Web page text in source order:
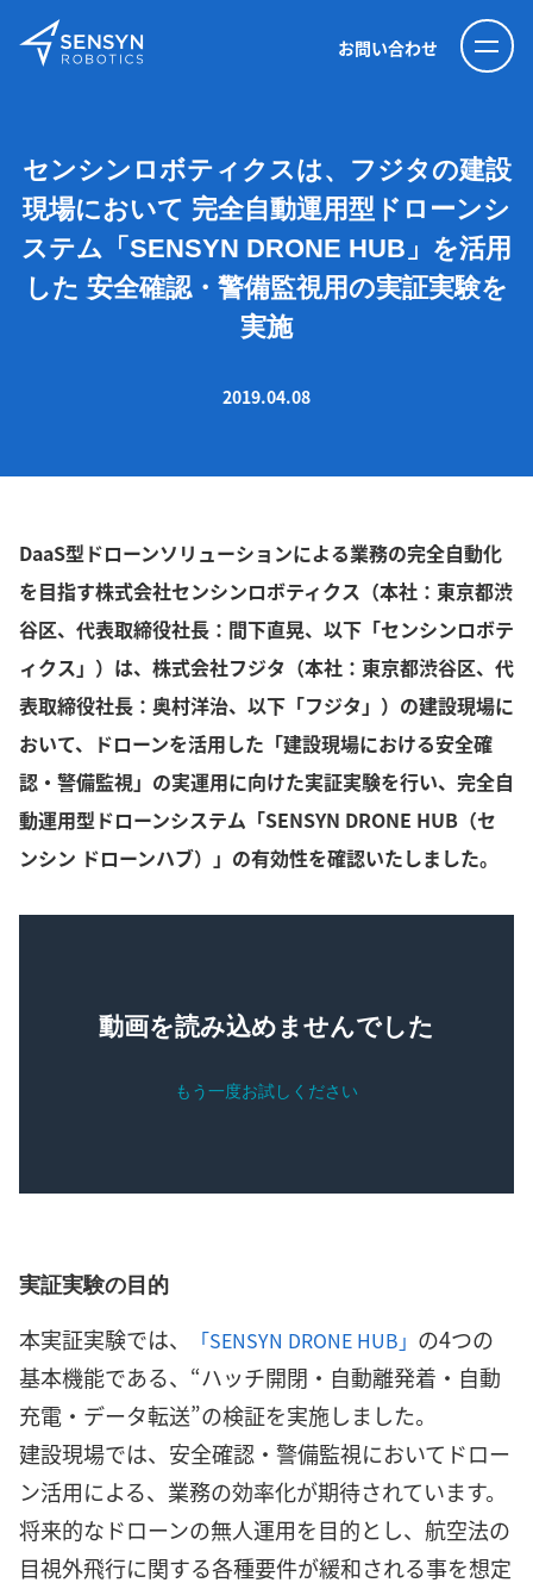
お問い合わせ
センシンロボティクスは、フジタの建設
現場において 完全自動運用型ドローンシ
ステム「SENSYN DRONE HUB」を活用
した 安全確認・警備監視用の実証実験を
実施
2019.04.08
DaaS型ドローンソリューションによる業務の完全自動化
を目指す株式会社センシンロボティクス（本社：東京都渋
谷区、代表取締役社長：間下直晃、以下「センシンロボテ
ィクス」）は、株式会社フジタ（本社：東京都渋谷区、代
表取締役社長：奥村洋治、以下「フジタ」）の建設現場に
おいて、ドローンを活用した「建設現場における安全確
認・警備監視」の実運用に向けた実証実験を行い、完全自
動運用型ドローンシステム「SENSYN DRONE HUB（セ
ンシン ドローンハブ）」の有効性を確認いたしました。
実証実験の目的
本実証実験では、 「SENSYN DRONE HUB」 の4つの
基本機能である、“ハッチ開閉・自動離発着・自動
充電・データ転送”の検証を実施しました。
建設現場では、安全確認・警備監視においてドロー
ン活用による、業務の効率化が期待されています。
将来的なドローンの無人運用を目的とし、航空法の
目視外飛行に関する各種要件が緩和される事を想定